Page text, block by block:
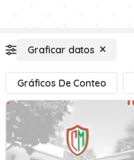
Graficar datos
Gráficos De Conteo